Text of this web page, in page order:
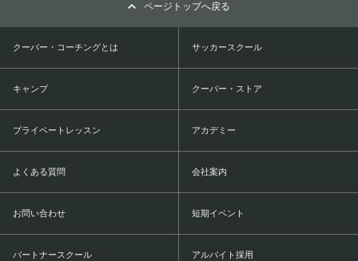
ページトップへ戻る
クーバー・コーチングとは サッカースクール
キャンプ クーバー・ストア
プライベートレッスン アカデミー
よくある質問 会社案内
お問い合わせ 短期イベント
パートナースクール アルバイト採用